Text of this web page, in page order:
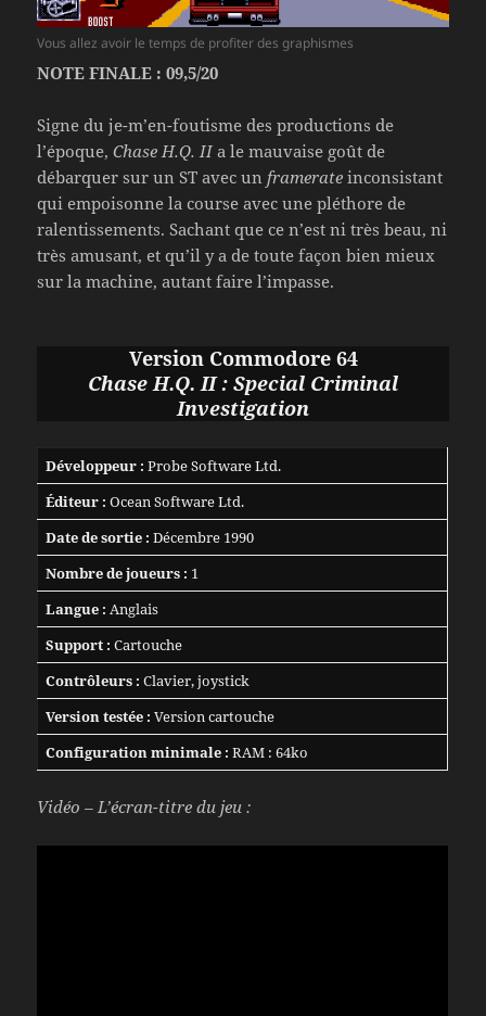
Vous allez avoir le temps de profiter des graphismes
NOTE FINALE : 09,5/20
Signe du je-m’en-foutisme des productions de
l’époque,Chase H.Q. IIa le mauvaise goût de
débarquer sur un ST avec unframerate inconsistant
qui empoisonne la course avec une pléthore de
ralentissements. Sachant que ce n’est ni très beau, ni
très amusant, et qu’il y a de toute façon bien mieux
sur la machine, autant faire l’impasse.
Version Commodore 64
Chase H.Q. II : Special Criminal
Investigation
Développeur : Probe Software Ltd.
Éditeur : Ocean Software Ltd.
Date de sortie : Décembre 1990
Nombre de joueurs : 1
Langue : Anglais
Support : Cartouche
Contrôleurs : Clavier, joystick
Version testée : Version cartouche
Configuration minimale : RAM : 64ko
Vidéo – L’écran-titre du jeu :